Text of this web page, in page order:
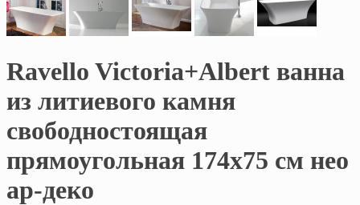
Ravello Victoria+Albert ванна
из литиевого камня
свободностоящая
прямоугольная 174х75 см нео
ар-деко